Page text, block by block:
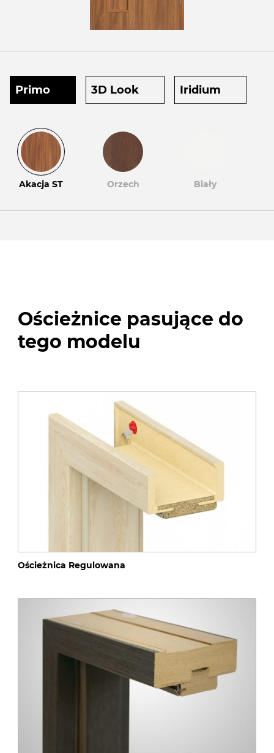
Primo 3D Look Iridium
Akacja ST Orzech Biały
Ościeżnice pasujące do
tego modelu
Ościeżnica Regulowana